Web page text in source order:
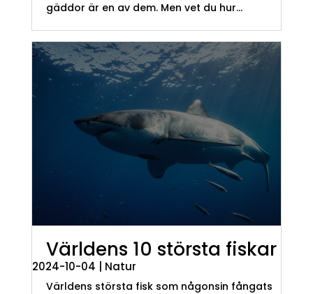
gäddor är en av dem. Men vet du hur...
Världens 10 största fiskar
2024-10-04 | Natur
Världens största fisk som någonsin fångats